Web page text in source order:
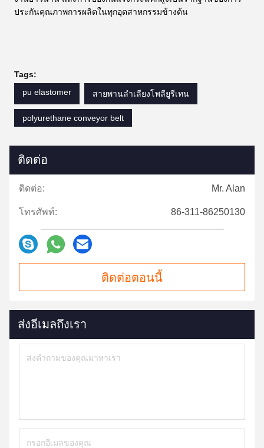
ประกันคุณภาพการผลิตในทุกอุตสาหกรรมข้างต้น
Tags:
pu elastomer
สายพานลำเลียงโพลียูรีเทน
polyurethane conveyor belt
ติดต่อ
ติดต่อ: Mr. Alan
โทรศัพท์: 86-311-86250130
ติดต่อตอนนี้
ส่งอีเมลถึงเรา